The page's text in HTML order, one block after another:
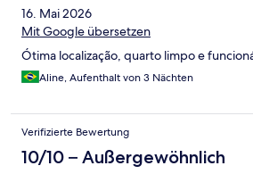
16. Mai 2026
Mit Google übersetzen
Ótima localização, quarto limpo e
Aline, Aufenthalt von 3 Nächten
Verifizierte Bewertung
10/10 – Außergewöhnlich